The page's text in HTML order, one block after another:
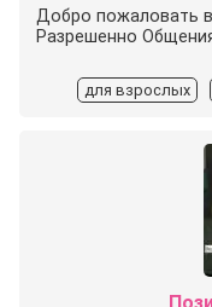
Добро пожаловать
Разрешенно
для взрослых